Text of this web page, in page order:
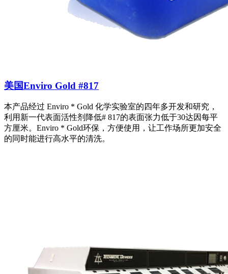
美国Enviro Gold #817
本产品经过 Enviro * Gold 化学实验室的四年多开发和研究，
利用新一代表面活性剂降低# 817的表面张力低于30达因每平
方厘米。Enviro * Gold环保，方便使用，让工作场所更加安全
的同时能进行高水平的清洗。